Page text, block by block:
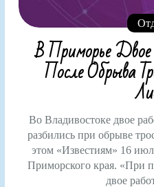
В Приморье Двое
После Обрыва
Во Владивостоке двое
разбились при обрыве
этом «Известиям» 16
Приморского края. «При
двое